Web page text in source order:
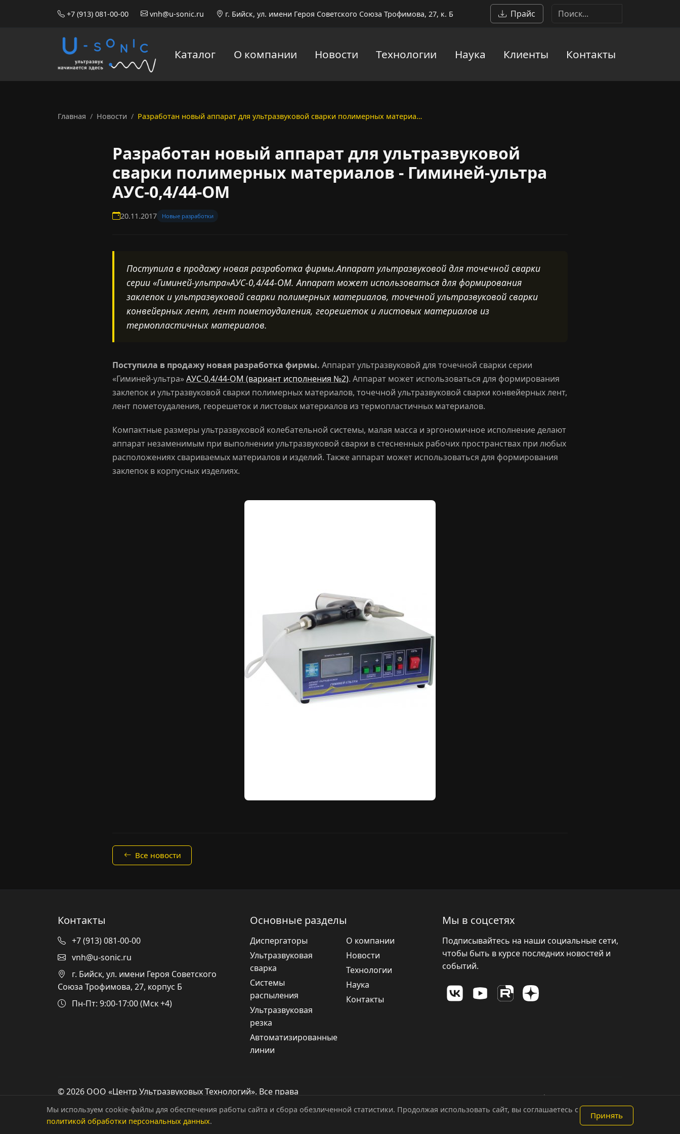
+7 (913) 081-00-00 vnh@u-sonic.ru г. Бийск, ул. имени Героя Советского Союза Трофимова, 27, к. Б Прайс
Каталог О компании Новости Технологии Наука Клиенты Контакты
Главная Новости Разработан новый аппарат для ультразвуковой сварки полимерных материа…
Разработан новый аппарат для ультразвуковой
сварки полимерных материалов - Гиминей-ультра
АУС-0,4/44-ОМ
20.11.2017 Новые разработки
Поступила в продажу новая разработка фирмы.Аппарат ультразвуковой для точечной сварки
серии «Гиминей-ультра»АУС-0,4/44-ОМ. Аппарат может использоваться для формирования
заклепок и ультразвуковой сварки полимерных материалов, точечной ультразвуковой сварки
конвейерных лент, лент пометоудаления, георешеток и листовых материалов из
термопластичных материалов.
Поступила в продажу новая разработка фирмы. Аппарат ультразвуковой для точечной сварки серии
«Гиминей-ультра»АУС-0,4/44-ОМ (вариант исполнения №2). Аппарат может использоваться для формирования
заклепок и ультразвуковой сварки полимерных материалов, точечной ультразвуковой сварки конвейерных лент,
лент пометоудаления, георешеток и листовых материалов из термопластичных материалов.
Компактные размеры ультразвуковой колебательной системы, малая масса и эргономичное исполнение делают
аппарат незаменимым при выполнении ультразвуковой сварки в стесненных рабочих пространствах при любых
расположениях свариваемых материалов и изделий. Также аппарат может использоваться для формирования
заклепок в корпусных изделиях.
Все новости
Контакты
+7 (913) 081-00-00
vnh@u-sonic.ru
г. Бийск, ул. имени Героя Советского
Союза Трофимова, 27, корпус Б
Пн-Пт: 9:00-17:00 (Мск +4)
Основные разделы
Диспергаторы
Ультразвуковая
сварка
Системы
распыления
Ультразвуковая
резка
Автоматизированные
линии
О компании
Новости
Технологии
Наука
Контакты
Мы в соцсетях
Подписывайтесь на наши социальные сети,
чтобы быть в курсе последних новостей и
событий.
© 2026 ООО «Центр Ультразвуковых Технологий». Все права
Политика конфиденциальности
Мы используем cookie-файлы для обеспечения работы сайта и сбора обезличенной статистики. Продолжая использовать сайт, вы соглашаетесь с
политикой обработки персональных данных.
Принять